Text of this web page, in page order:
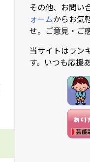
その他、お問い
ォームからお気
せ。ご意見・ご
当サイトはラン
す。いつも応援